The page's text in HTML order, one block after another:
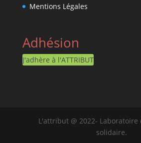
Mentions Légales
Adhésion
J'adhère à l'ATTRIBUT
L'attribut @ 2022- Laboratoire
solidaire.